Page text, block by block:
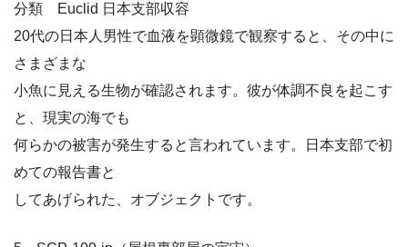
分類 Euclid 日本支部収容
20代の日本人男性で血液を顕微鏡で観察すると、その中に
さまざまな
小魚に見える生物が確認されます。彼が体調不良を起こす
と、現実の海でも
何らかの被害が発生すると言われています。日本支部で初
めての報告書と
してあげられた、オブジェクトです。